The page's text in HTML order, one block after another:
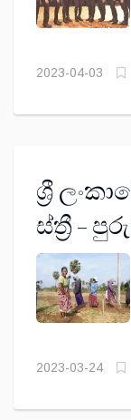
2023-04-03
ශ්‍රී
ස්ත්‍රී –
2023-03-24